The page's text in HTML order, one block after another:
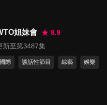
48
分鐘
第101集 身驚百戰
姐妹會
8.9
新至第3487集
國際 談話性節目 綜藝 娛樂